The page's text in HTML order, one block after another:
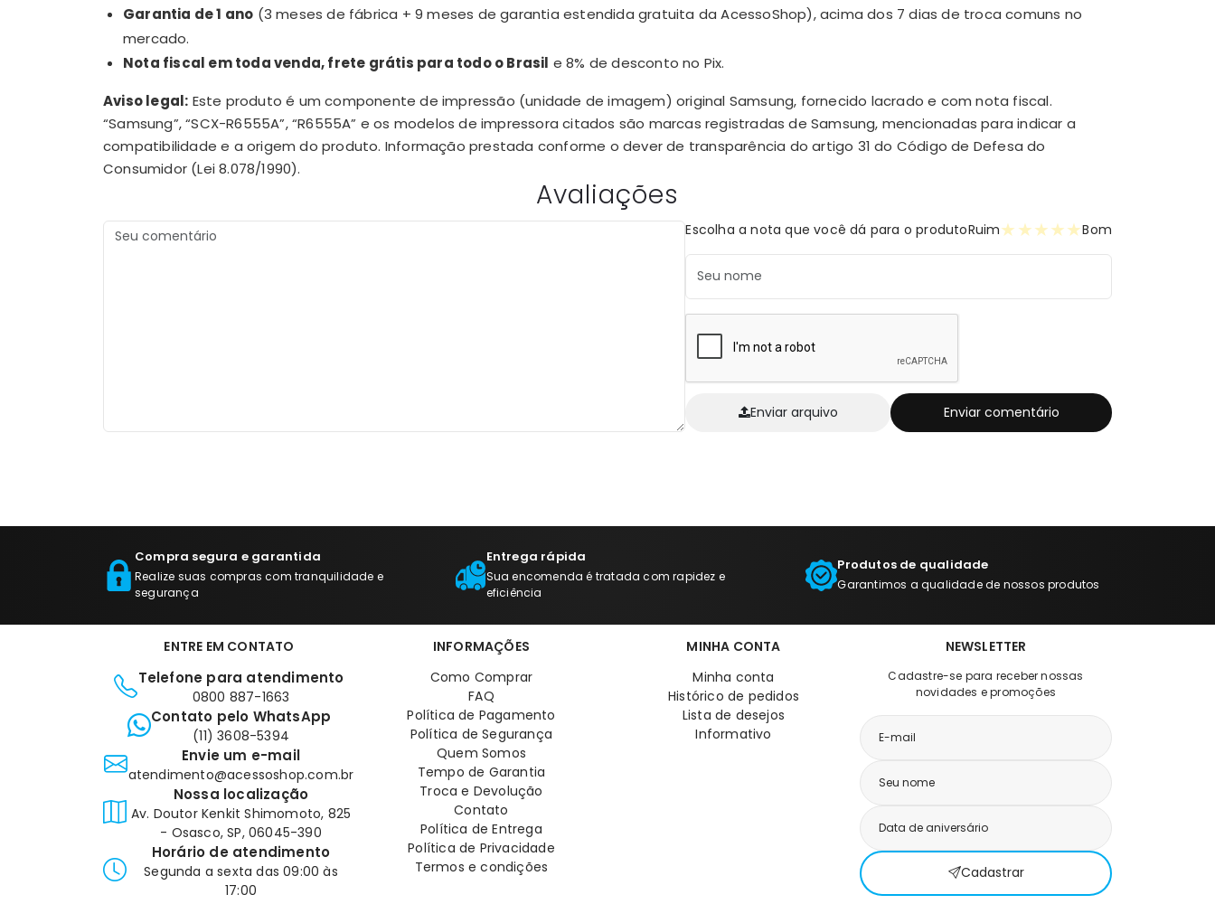
Garantia de 1 ano (3 meses de fábrica + 9 meses de garantia estendida gratuita da AcessoShop), acima dos 7 dias de troca comuns no
mercado.
Nota fiscal em toda venda, frete grátis para todo o Brasil e 8% de desconto no Pix.
Aviso legal: Este produto é um componente de impressão (unidade de imagem) original Samsung, fornecido lacrado e com nota fiscal.
“Samsung”, “SCX-R6555A”, “R6555A” e os modelos de impressora citados são marcas registradas de Samsung, mencionadas para indicar a
compatibilidade e a origem do produto. Informação prestada conforme o dever de transparência do artigo 31 do Código de Defesa do
Consumidor (Lei 8.078/1990).
Avaliações
Escolha a nota que você dá para o produtoRuim ★
★
★
★
★ Bom
Enviar arquivo Enviar comentário
Compra segura e garantida
Realize suas compras com tranquilidade e
segurança
Entrega rápida
Sua encomenda é tratada com rapidez e
eficiência
Produtos de qualidade
Garantimos a qualidade de nossos produtos
ENTRE EM CONTATO
Telefone para atendimento
0800 887-1663
Contato pelo WhatsApp
(11) 3608-5394
Envie um e-mail
atendimento@acessoshop.com.br
Nossa localização
Av. Doutor Kenkit Shimomoto, 825
- Osasco, SP, 06045-390
Horário de atendimento
Segunda a sexta das 09:00 às
17:00
INFORMAÇÕES
Como Comprar
FAQ
Política de Pagamento
Política de Segurança
Quem Somos
Tempo de Garantia
Troca e Devolução
Contato
Política de Entrega
Política de Privacidade
Termos e condições
MINHA CONTA
Minha conta
Histórico de pedidos
Lista de desejos
Informativo
NEWSLETTER
Cadastre-se para receber nossas
novidades e promoções
Cadastrar